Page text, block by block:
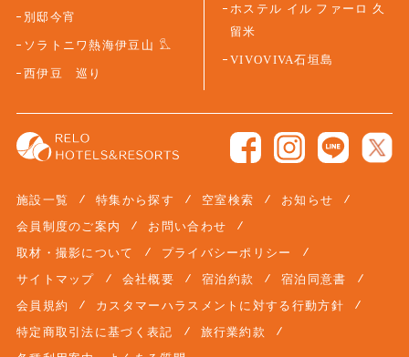
別邸今宵
ソラトニワ熱海伊豆山
西伊豆 巡り
ホステル イル ファーロ 久
留米
VIVOVIVA石垣島
施設一覧 特集から探す 空室検索
お知らせ
会員制度のご案内
お問い合わせ
取材・撮影について
プライバシーポリシー
サイトマップ
会社概要 宿泊約款
宿泊同意書
会員規約
カスタマーハラスメントに対する行動方針
特定商取引法に基づく表記
旅行業約款